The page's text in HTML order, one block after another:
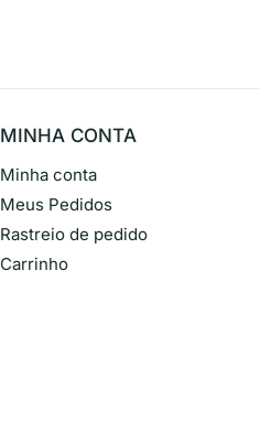
MINHA CONTA
Minha conta
Meus Pedidos
Rastreio de pedido
Carrinho